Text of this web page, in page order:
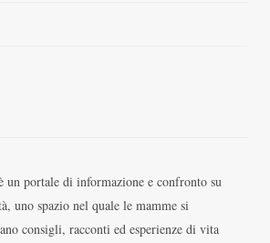
un portale di informazione e confronto su
uno spazio nel quale le mamme si
consigli, racconti ed esperienze di vita